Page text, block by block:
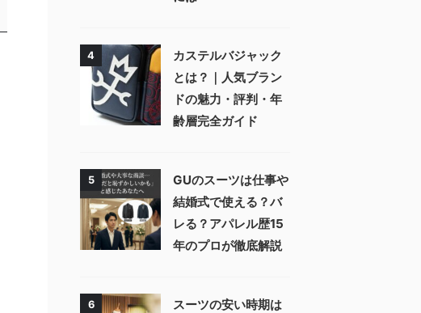
4
カステルバジャック
とは？｜人気ブラン
ドの魅力・評判・年
齢層完全ガイド
5
GUのスーツは仕事や
結婚式で使える？バ
レる？アパレル歴15
年のプロが徹底解説
6
スーツの安い時期は